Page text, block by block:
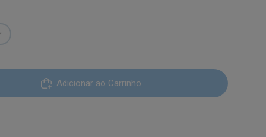
Adicionar ao Carrinho